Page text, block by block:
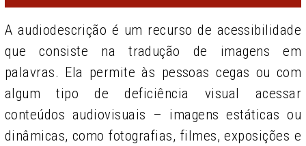
A audiodescrição é um recurso de acessibilidade
que consiste na tradução de imagens em
palavras. Ela permite às pessoas cegas ou com
algum tipo de deficiência visual acessar
conteúdos audiovisuais – imagens estáticas ou
dinâmicas, como fotografi­as, filmes, exposições e